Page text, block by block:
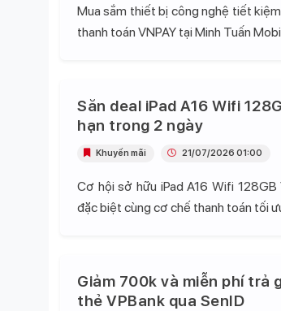
Mua sắm thiết bị công nghệ tiết
thanh toán VNPAY tại Minh Tuấn
Săn deal iPad A16 Wifi
hạn trong 2 ngày
Cơ hội sở hữu iPad A16 Wifi
đặc biệt cùng cơ chế thanh toán tối
Khuyến mãi 21/07/2026 01:00
Giảm 700k và miễn phí trả
thẻ VPBank qua SenID